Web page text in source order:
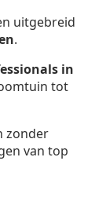
uitgebreid
.
in
tot
zonder
van top